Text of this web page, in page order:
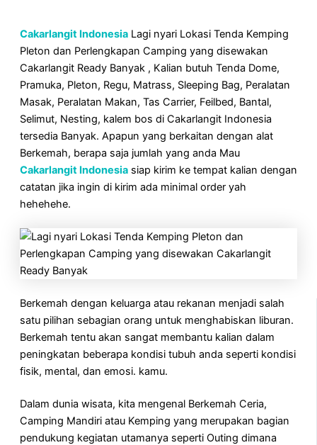
Cakarlangit Indonesia Lagi nyari Lokasi Tenda Kemping
Pleton dan Perlengkapan Camping yang disewakan
Cakarlangit Ready Banyak , Kalian butuh Tenda Dome,
Pramuka, Pleton, Regu, Matrass, Sleeping Bag, Peralatan
Masak, Peralatan Makan, Tas Carrier, Feilbed, Bantal,
Selimut, Nesting, kalem bos di Cakarlangit Indonesia
tersedia Banyak. Apapun yang berkaitan dengan alat
Berkemah, berapa saja jumlah yang anda Mau
Cakarlangit Indonesia siap kirim ke tempat kalian dengan
catatan jika ingin di kirim ada minimal order yah
hehehehe.
Berkemah dengan keluarga atau rekanan menjadi salah
satu pilihan sebagian orang untuk menghabiskan liburan.
Berkemah tentu akan sangat membantu kalian dalam
peningkatan beberapa kondisi tubuh anda seperti kondisi
fisik, mental, dan emosi. kamu.
Dalam dunia wisata, kita mengenal Berkemah Ceria,
Camping Mandiri atau Kemping yang merupakan bagian
pendukung kegiatan utamanya seperti Outing dimana